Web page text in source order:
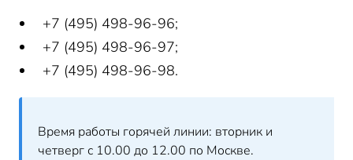
+7 (495) 498-96-96;
+7 (495) 498-96-97;
+7 (495) 498-96-98.
Время работы горячей линии: вторник и
четверг с 10.00 до 12.00 по Москве.